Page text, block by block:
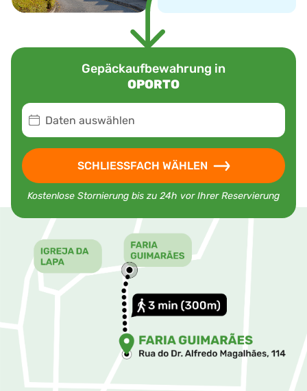
Gepäckaufbewahrung in
OPORTO
Daten auswählen
SCHLIESSFACH WÄHLEN
Kostenlose Stornierung bis zu 24h vor Ihrer Reservierung